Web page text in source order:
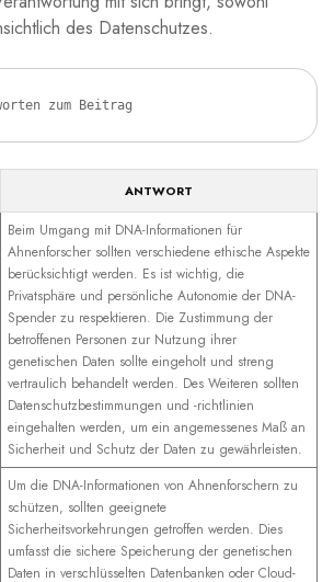
des Datenschutzes.
zum Beitrag
ANTWORT
Beim Umgang mit DNA-Informationen für
Ahnenforscher sollten verschiedene ethische Aspekte
berücksichtigt werden. Es ist wichtig, die
Privatsphäre und persönliche Autonomie der DNA-
Spender zu respektieren. Die Zustimmung der
betroffenen Personen zur Nutzung ihrer
genetischen Daten sollte eingeholt und streng
vertraulich behandelt werden. Des Weiteren sollten
Datenschutzbestimmungen und -richtlinien
eingehalten werden, um ein angemessenes Maß an
Sicherheit und Schutz der Daten zu gewährleisten.
Um die DNA-Informationen von Ahnenforschern zu
schützen, sollten geeignete
Sicherheitsvorkehrungen getroffen werden. Dies
umfasst die sichere Speicherung der genetischen
Daten in verschlüsselten Datenbanken oder Cloud-